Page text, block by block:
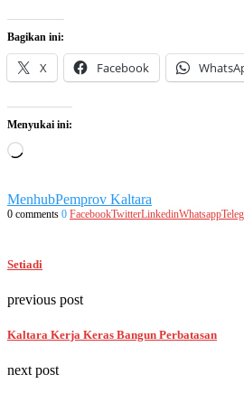
Bagikan ini:
X Facebook
Menyukai ini:
Memuat...
MenhubPemprov Kaltara
0 comments 0 FacebookTwitterLinkedinWhatsapp
Setiadi
previous post
Kaltara Kerja Keras Bangun Perbatasan
next post